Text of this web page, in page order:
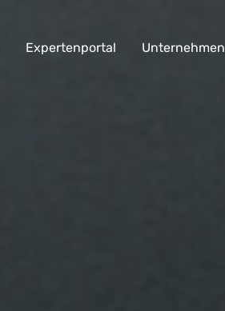
Expertenportal Unternehmen